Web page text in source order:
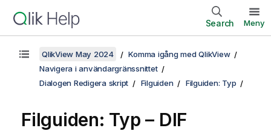
Search Meny
QlikView May 2024
Komma igång med QlikView
Navigera i användargränssnittet
Dialogen Redigera skript
Filguiden Filguiden: Typ
Filguiden: Typ – DIF